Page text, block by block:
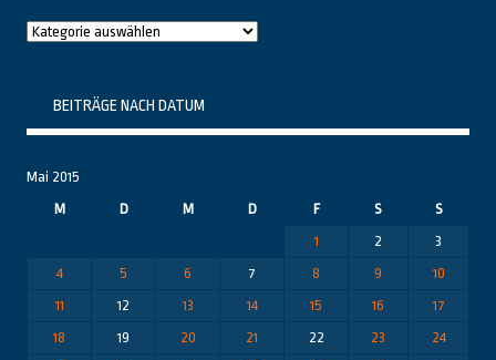
Raushier
BEITRÄGE NACH DATUM
Mai 2015
M
D M D F S
S
1
2
3
4
5 6 7 8 9
10
11
12 13 14 15 16
17
18
19 20 21 22 23
24